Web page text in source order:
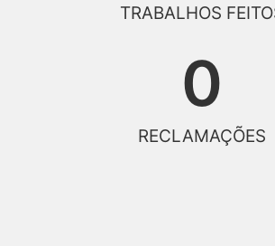
TRABALHOS
RECLAMAÇÕES
0